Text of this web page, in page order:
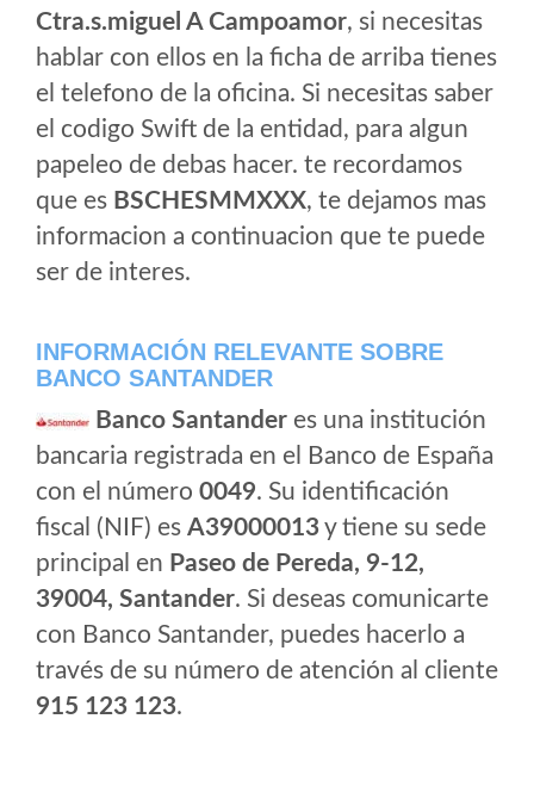
Ctra.s.miguel A Campoamor, si necesitas
hablar con ellos en la ficha de arriba tienes
el telefono de la oficina. Si necesitas saber
el codigo Swift de la entidad, para algun
papeleo de debas hacer. te recordamos
que es BSCHESMMXXX, te dejamos mas
informacion a continuacion que te puede
ser de interes.
INFORMACIÓN RELEVANTE SOBRE
BANCO SANTANDER
Banco Santander es una institución
bancaria registrada en el Banco de España
con el número 0049. Su identificación
fiscal (NIF) es A39000013y tiene su sede
principal en Paseo de Pereda, 9-12,
39004, Santander. Si deseas comunicarte
con Banco Santander, puedes hacerlo a
través de su número de atención al cliente
915 123 123.